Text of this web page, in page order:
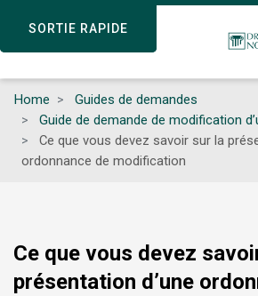
SORTIE RAPIDE
content
SORTIE RAPIDE
Home
Guides de demandes
Guide de demande de modification
Ce que vous devez savoir sur la
ordonnance de modification
Ce que vous devez
présentation d’une